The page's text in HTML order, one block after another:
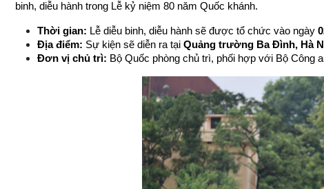
binh, diễu hành trong Lễ kỷ niệm 80 năm Quốc khánh.
Thời gian: Lễ diễu binh, diễu hành sẽ được tổ chức vào ngày
Địa điểm: Sự kiện sẽ diễn ra tại Quảng trường Ba Đình, Hà
Đơn vị chủ trì: Bộ Quốc phòng chủ trì, phối hợp với Bộ Công